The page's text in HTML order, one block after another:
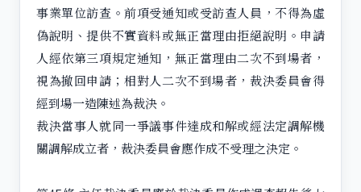
事業單位訪查。前項受通知或受訪查人員，不得為虛
偽說明、提供不實資料或無正當理由拒絕說明。申請
人經依第三項規定通知，無正當理由二次不到場者，
視為撤回申請；相對人二次不到場者，裁決委員會得
經到場一造陳述為裁決。
裁決當事人就同一爭議事件達成和解或經法定調解機
關調解成立者，裁決委員會應作成不受理之決定。